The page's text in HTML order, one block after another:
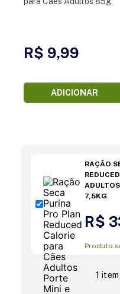
R$ 9,99
ADICIONAR
RAÇÃO
7,5KG
R$
Produto
1